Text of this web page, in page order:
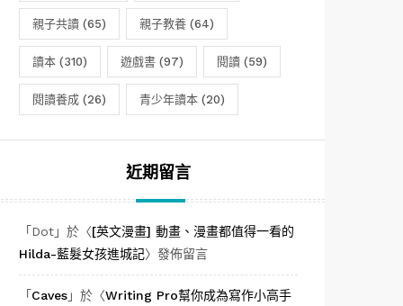
親子共讀 (65) 親子教養 (64)
讀本 (310) 遊戲書 (97) 閱讀 (59)
閱讀養成 (26) 青少年讀本 (20)
近期留言
「 Dot」於〈[英文漫畫] 動畫、漫畫都值得一看的
Hilda-藍髮女孩進城記〉發佈留言
「 Caves」於〈Writing Pro幫你成為寫作小高手